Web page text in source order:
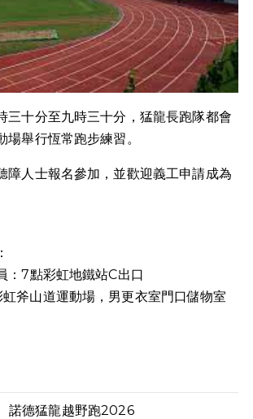
三十分至九時三十分，猛龍長跑隊都會
場舉行恆常跑步練習。
障人士報名參加，並歡迎義工申請成為
：7點彩虹地鐵站C出口
虹斧山道運動場，男更衣室門口儲物室
諾德猛龍越野跑2026